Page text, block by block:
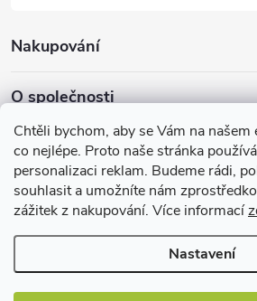
Chtěli bychom, aby se Vám na
co nejlépe. Proto naše stránka
personalizaci reklam. Budeme rádi,
souhlasit a umožníte nám
zážitek z nakupování. Více informací
Nastavení
u
Nakupování
O společnosti
Facebook
Užitečné informace